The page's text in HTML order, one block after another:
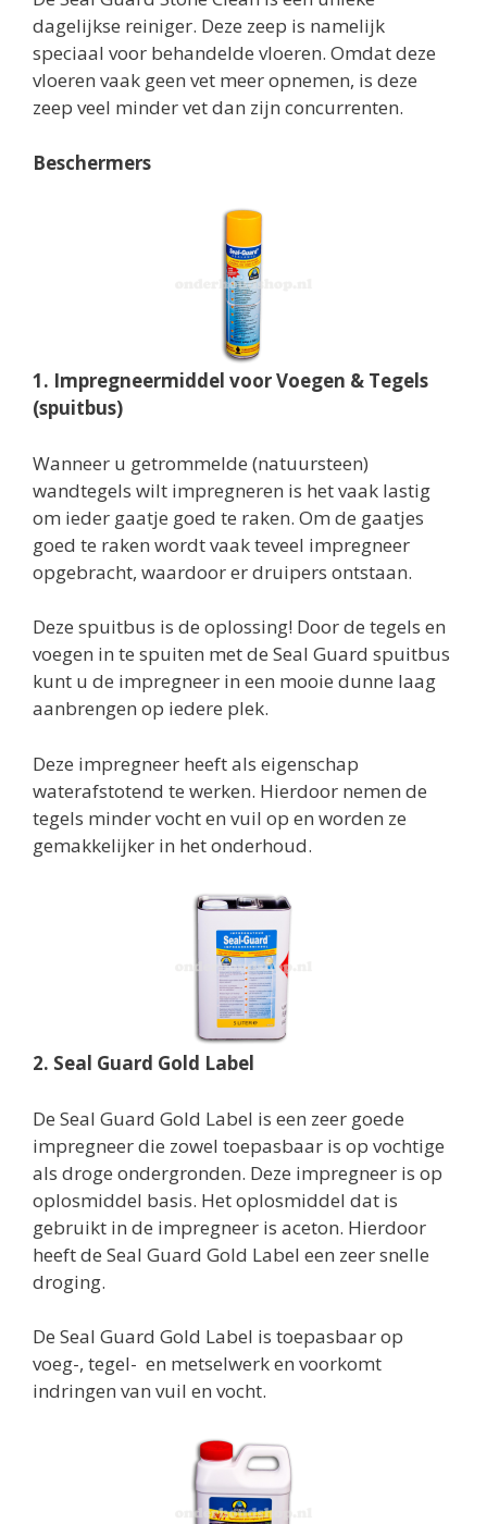
dagelijkse reiniger. Deze zeep is namelijk
speciaal voor behandelde vloeren. Omdat deze
vloeren vaak geen vet meer opnemen, is deze
zeep veel minder vet dan zijn concurrenten.
Beschermers
1. Impregneermiddel voor Voegen & Tegels
(spuitbus)
Wanneer u getrommelde (natuursteen)
wandtegels wilt impregneren is het vaak lastig
om ieder gaatje goed te raken. Om de gaatjes
goed te raken wordt vaak teveel impregneer
opgebracht, waardoor er druipers ontstaan.
Deze spuitbus is de oplossing! Door de tegels en
voegen in te spuiten met de Seal Guard spuitbus
kunt u de impregneer in een mooie dunne laag
aanbrengen op iedere plek.
Deze impregneer heeft als eigenschap
waterafstotend te werken. Hierdoor nemen de
tegels minder vocht en vuil op en worden ze
gemakkelijker in het onderhoud.
2. Seal Guard Gold Label
De Seal Guard Gold Label is een zeer goede
impregneer die zowel toepasbaar is op vochtige
als droge ondergronden. Deze impregneer is op
oplosmiddel basis. Het oplosmiddel dat is
gebruikt in de impregneer is aceton. Hierdoor
heeft de Seal Guard Gold Label een zeer snelle
droging.
De Seal Guard Gold Label is toepasbaar op
voeg-, tegel- en metselwerk en voorkomt
indringen van vuil en vocht.